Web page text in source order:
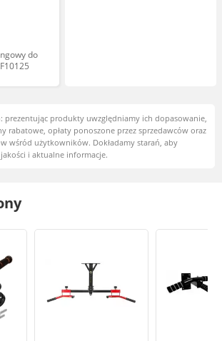
do
prezentując produkty uwzględniamy ich dopasowanie,
rabatowe, opłaty ponoszone przez sprzedawców oraz
wśród użytkowników. Dokładamy starań, aby
i aktualne informacje.